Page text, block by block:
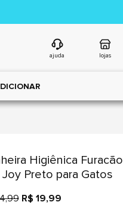
ajuda lojas
Higiênica Furacão
Preto para Gatos
R$ 19,99